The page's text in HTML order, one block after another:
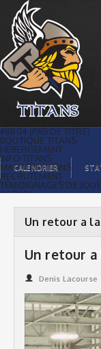
Un retour a la maison avec
| Titans de témiscaming
#8804 (PAS DE TITRE)
BOUTIQUE TITANS
HÉBERGEMENT
INFO TITANS
MAGASIN TITANS
RECRUTEMENT
TÉMOIGNAGES DE
ACCUEIL
GALERIE PHOTOS
STATISTIQUES
ORGANISATION
CALENDRIER
COMMANDITAIRES
STATISTIQUES DE LA
CALENDRIER
Un retour a
Un retour
Denis Lacourse